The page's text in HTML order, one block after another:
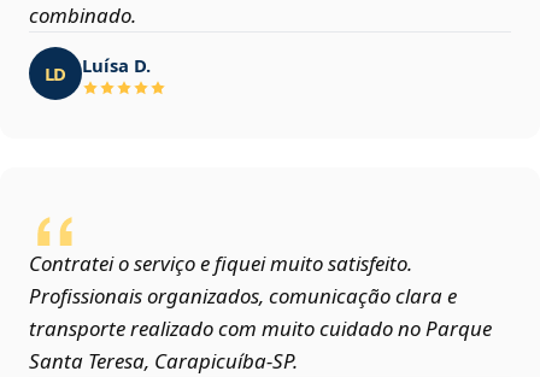
combinado.
LD Luísa D.
Contratei o serviço e fiquei muito satisfeito.
Profissionais organizados, comunicação clara e
transporte realizado com muito cuidado no Parque
Santa Teresa, Carapicuíba‑SP.